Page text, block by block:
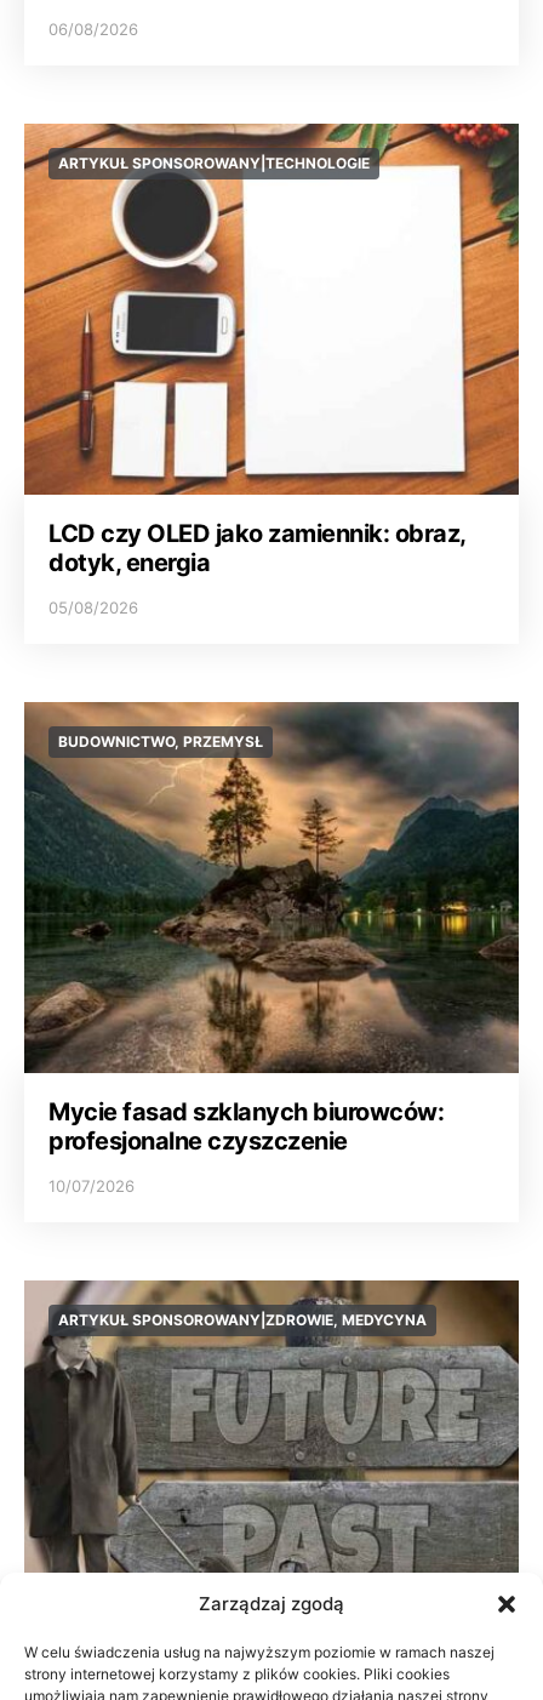
Zarządzaj zgodą
W celu świadczenia usług na najwyższym poziomie w ramach naszej
strony internetowej korzystamy z plików cookies. Pliki cookies
umożliwiają nam zapewnienie prawidłowego działania naszej strony
06/08/2026
ARTYKUŁ SPONSOROWANY|TECHNOLOGIE
LCD czy OLED jako zamiennik: obraz,
dotyk, energia
05/08/2026
BUDOWNICTWO, PRZEMYSŁ
Mycie fasad szklanych biurowców:
profesjonalne czyszczenie
10/07/2026
ARTYKUŁ SPONSOROWANY|ZDROWIE, MEDYCYNA
Prywatnie czy na NFZ: fizjoterapia przy